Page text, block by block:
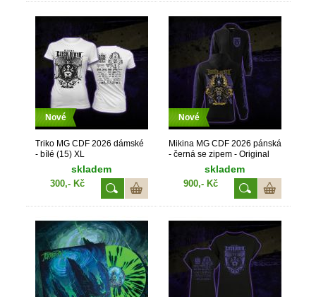
Nové
Triko MG CDF 2026 dámské
- bílé (15) XL
skladem
300,- Kč
Nové
Mikina MG CDF 2026 pánská
- černá se zipem - Original
skladem
900,- Kč